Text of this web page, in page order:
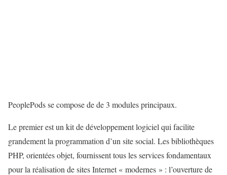
PeoplePods se compose de de 3 modules principaux.
Le premier est un kit de développement logiciel qui facilite
grandement la programmation d’un site social. Les bibliothèques
PHP, orientées objet, fournissent tous les services fondamentaux
pour la réalisation de sites Internet « modernes » : l’ouverture de